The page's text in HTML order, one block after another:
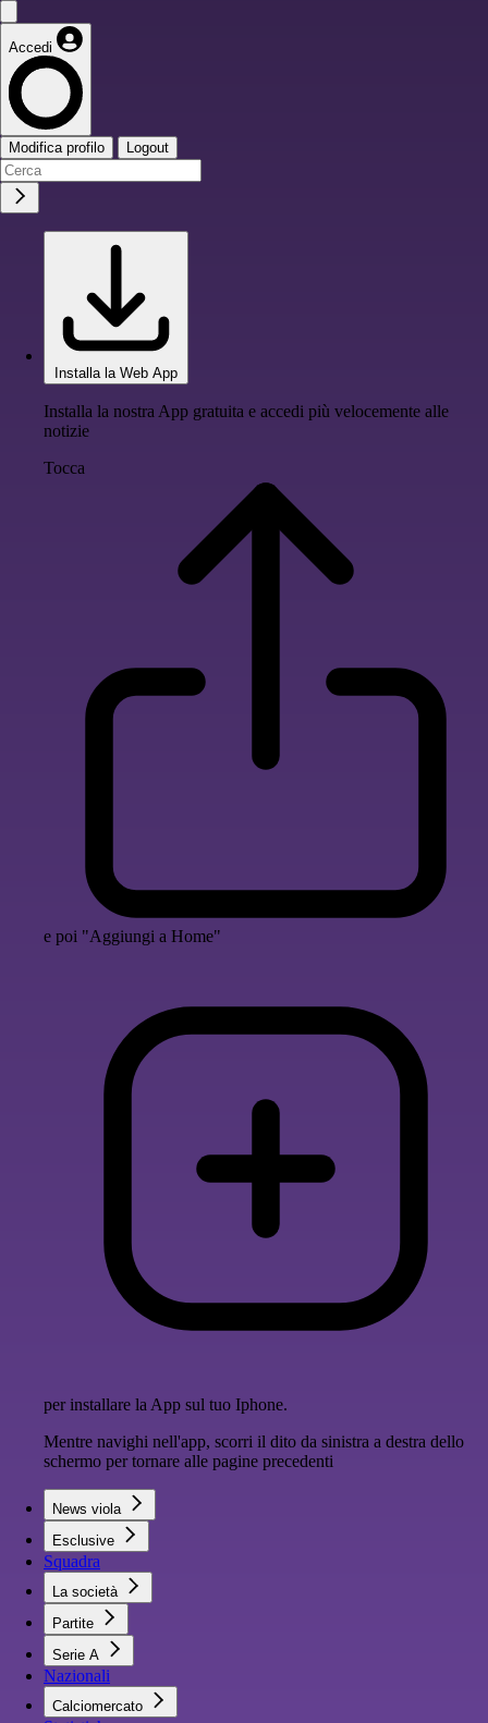
Accedi
Modifica profilo Logout
Installa la Web App
Installa la nostra App gratuita e accedi più velocemente alle
notizie
Tocca
e poi "Aggiungi a Home"
per installare la App sul tuo Iphone.
Mentre navighi nell'app, scorri il dito da sinistra a destra dello
schermo per tornare alle pagine precedenti
News viola
Esclusive
Squadra
La società
Partite
Serie A
Nazionali
Calciomercato